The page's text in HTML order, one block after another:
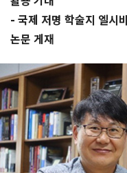
- 국제 저명 학술지 엘시
논문 게재